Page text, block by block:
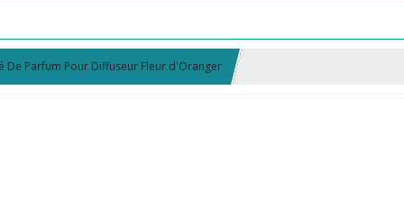
De Parfum Pour Diffuseur Fleur d'Oranger